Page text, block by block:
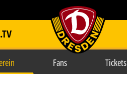
item.title
Fans Tickets